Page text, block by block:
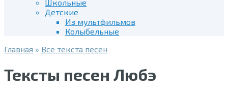
Школьные
Детские
Из мультфильмов
Колыбельные
Главная » Все текста песен
Тексты песен Любэ